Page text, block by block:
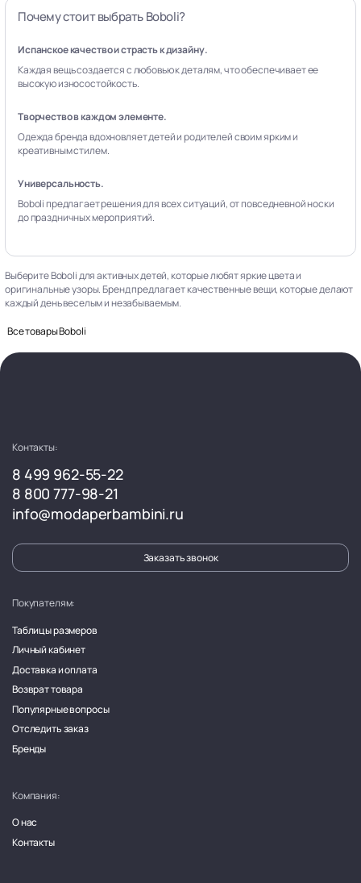
Почему стоит выбрать Boboli?
Испанское качество и страсть к дизайну.
Каждая вещь создается с любовью к деталям, что обеспечивает ее
высокую износостойкость.
Творчество в каждом элементе.
Одежда бренда вдохновляет детей и родителей своим ярким и
креативным стилем.
Универсальность.
Boboli предлагает решения для всех ситуаций, от повседневной носки
до праздничных мероприятий.
Выберите Boboli для активных детей, которые любят яркие цвета и
оригинальные узоры. Бренд предлагает качественные вещи, которые делают
каждый день веселым и незабываемым.
Все товары Boboli
Контакты:
8 499 962-55-22
8 800 777-98-21
info@modaperbambini.ru
Заказать звонок
Покупателям:
Таблицы размеров
Личный кабинет
Доставка и оплата
Возврат товара
Популярные вопросы
Отследить заказ
Бренды
Компания:
О нас
Контакты